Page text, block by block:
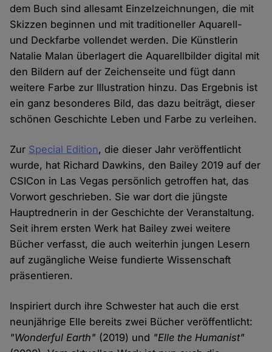
dem Buch sind allesamt Einzelzeichnungen, die mit
Skizzen beginnen und mit traditioneller Aquarell-
und Deckfarbe vollendet werden. Die Künstlerin
Natalie Malan überlagert die Aquarellbilder digital mit
den Bildern auf der Zeichenseite und fügt dann
weitere Farbe zur Illustration hinzu. Das Ergebnis ist
ein ganz besonderes Bild, das dazu beiträgt, dieser
schönen Geschichte Leben und Farbe zu verleihen.
Zur Special Edition, die dieser Jahr veröffentlicht
wurde, hat Richard Dawkins, den Bailey 2019 auf der
CSICon in Las Vegas persönlich getroffen hat, das
Vorwort geschrieben. Sie war dort die jüngste
Hauptrednerin in der Geschichte der Veranstaltung.
Seit ihrem ersten Werk hat Bailey zwei weitere
Bücher verfasst, die auch weiterhin jungen Lesern
auf zugängliche Weise fundierte Wissenschaft
präsentieren.
Inspiriert durch ihre Schwester hat auch die erst
neunjährige Elle bereits zwei Bücher veröffentlicht:
"Wonderful Earth" (2019) und "Elle the Humanist"